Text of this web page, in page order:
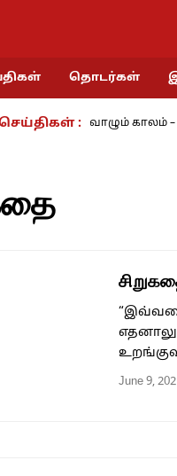
தொடர்கள்
:
நாம் வாழும் காலம் – 27 :
June 9,